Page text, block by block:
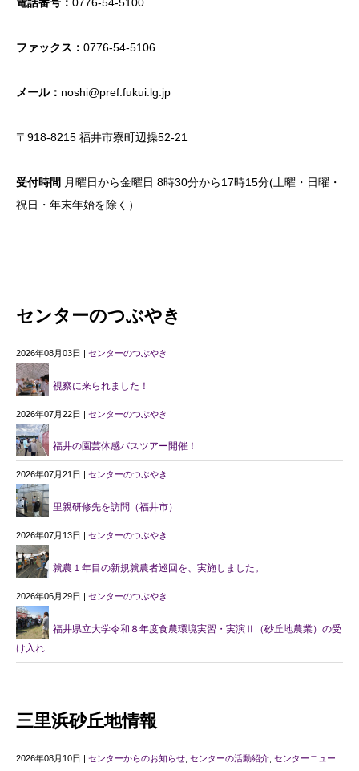
ファックス： 0776-54-5106
メール： noshi@pref.fukui.lg.jp
〒918-8215 福井市寮町辺操52-21
受付時間 月曜日から金曜日 8時30分から17時15分(土曜・日曜・
祝日・年末年始を除く）
センターのつぶやき
2026年08月03日 | センターのつぶやき
視察に来られました！
2026年07月22日 | センターのつぶやき
福井の園芸体感バスツアー開催！
2026年07月21日 | センターのつぶやき
里親研修先を訪問（福井市）
2026年07月13日 | センターのつぶやき
就農１年目の新規就農者巡回を、実施しました。
2026年06月29日 | センターのつぶやき
福井県立大学令和８年度食農環境実習・実演Ⅱ（砂丘地農業）の受
け入れ
三里浜砂丘地情報
2026年08月10日 | センターからのお知らせ センターの活動紹介 センターニュー